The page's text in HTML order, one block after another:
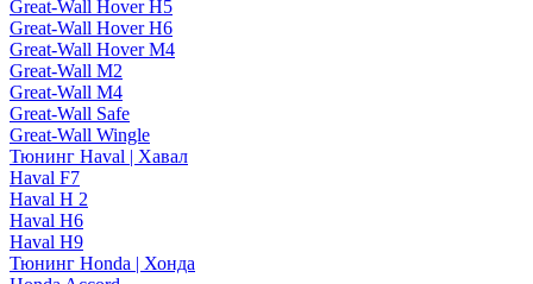
Great-Wall Hover H5
Great-Wall Hover H6
Great-Wall Hover M4
Great-Wall M2
Great-Wall M4
Great-Wall Safe
Great-Wall Wingle
Тюнинг Haval | Хавал
Haval F7
Haval H 2
Haval H6
Haval H9
Тюнинг Honda | Хонда